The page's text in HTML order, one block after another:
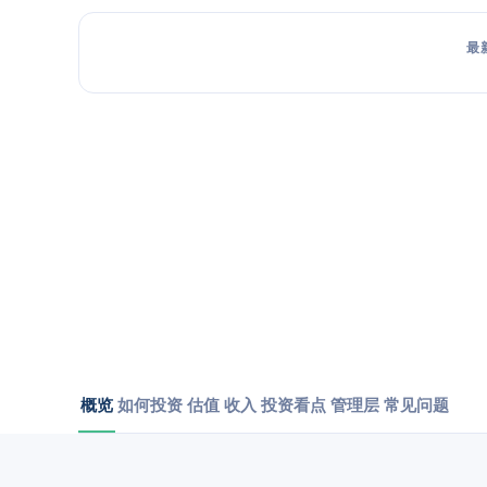
最
概览 如何投资 估值 收入 投资看点 管理层 常见问题